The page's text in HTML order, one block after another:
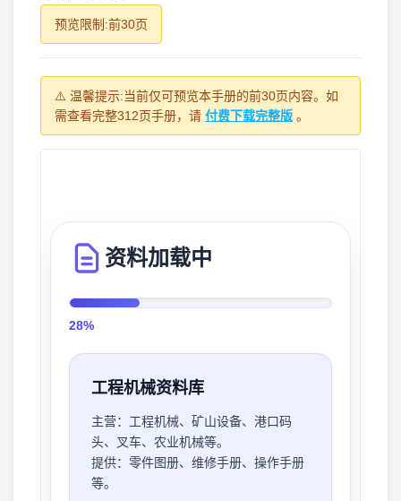
预览限制:前30页
⚠️ 温馨提示:当前仅可预览本手册的前30页内容。如
需查看完整312页手册，请 付费下载完整版 。
资料加载中
29%
工程机械资料库
主营： 工程机械、矿山设备、港口码
头、叉车、农业机械等。
提供： 零件图册、维修手册、操作手册
等。